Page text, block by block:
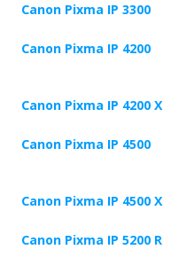
Canon Pixma IP 3300
Canon Pixma IP 4200
Canon Pixma IP 4200 X
Canon Pixma IP 4500
Canon Pixma IP 4500 X
Canon Pixma IP 5200 R